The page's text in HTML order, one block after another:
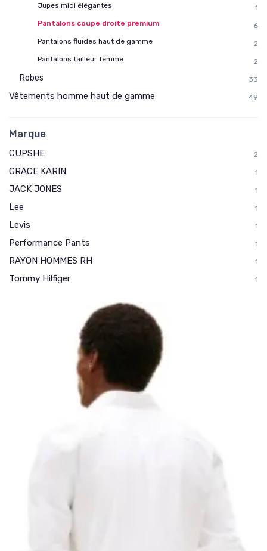
Jupes midi élégantes
1
Pantalons coupe droite premium
6
Pantalons fluides haut de gamme
2
Pantalons tailleur femme
2
Robes 33
Vêtements homme haut de gamme 49
Marque
CUPSHE 2
GRACE KARIN 1
JACK JONES 1
Lee 1
Levis 1
Performance Pants 1
RAYON HOMMES RH 1
Tommy Hilfiger 1